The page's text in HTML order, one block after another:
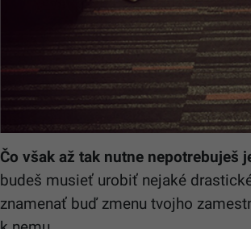
Čo však až tak nutne nepotrebuješ
budeš musieť urobiť nejaké
znamenať buď zmenu tvojho